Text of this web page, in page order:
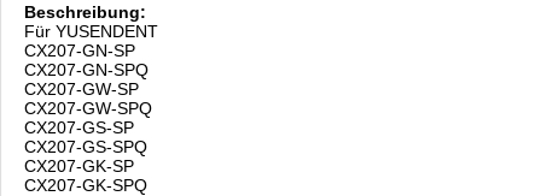
Beschreibung:
Für YUSENDENT
CX207-GN-SP
CX207-GN-SPQ
CX207-GW-SP
CX207-GW-SPQ
CX207-GS-SP
CX207-GS-SPQ
CX207-GK-SP
CX207-GK-SPQ